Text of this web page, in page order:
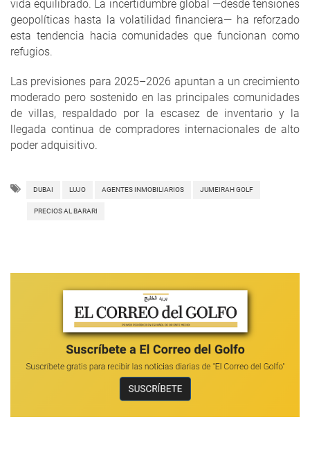
vida equilibrado. La incertidumbre global —desde tensiones
geopolíticas hasta la volatilidad financiera— ha reforzado
esta tendencia hacia comunidades que funcionan como
refugios.
Las previsiones para 2025–2026 apuntan a un crecimiento
moderado pero sostenido en las principales comunidades
de villas, respaldado por la escasez de inventario y la
llegada continua de compradores internacionales de alto
poder adquisitivo.
DUBAI LUJO AGENTES INMOBILIARIOS JUMEIRAH GOLF
PRECIOS AL BARARI